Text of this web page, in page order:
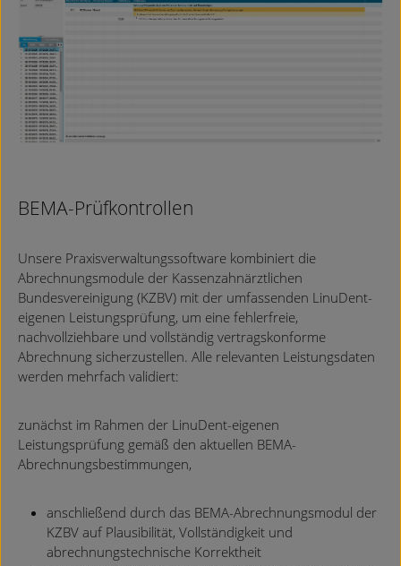
BEMA-Prüfkontrollen
Unsere Praxisverwaltungssoftware kombiniert die
Abrechnungsmodule der Kassenzahnärztlichen
Bundesvereinigung (KZBV) mit der umfassenden LinuDent-
eigenen Leistungsprüfung, um eine fehlerfreie,
nachvollziehbare und vollständig vertragskonforme
Abrechnung sicherzustellen. Alle relevanten Leistungsdaten
werden mehrfach validiert:
zunächst im Rahmen der LinuDent-eigenen
Leistungsprüfung gemäß den aktuellen BEMA-
Abrechnungsbestimmungen,
anschließend durch das BEMA-Abrechnungsmodul der
KZBV auf Plausibilität, Vollständigkeit und
abrechnungstechnische Korrektheit